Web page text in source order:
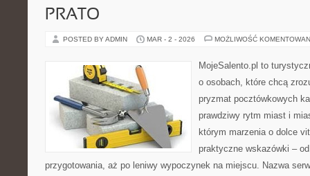
PRATO
POSTED BY ADMIN MAR - 2 - 2026 MOŻLIWOŚĆ
MojeSalento.pl to
o osobach, które chcą
pryzmat pocztówkowych
prawdziwy rytm miast i
którym marzenia o dolce
praktyczne wskazówki –
przygotowania, aż po leniwy wypoczynek na miejscu. Nazwa